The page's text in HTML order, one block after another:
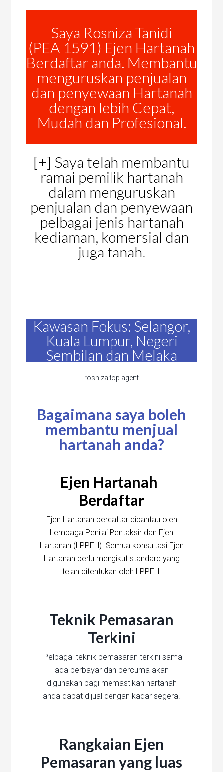
Saya Rosniza Tanidi
(PEA 1591) Ejen Hartanah
Berdaftar anda. Membantu
menguruskan penjualan
dan penyewaan Hartanah
dengan lebih Cepat,
Mudah dan Profesional.
[+] Saya telah membantu
ramai pemilik hartanah
dalam menguruskan
penjualan dan penyewaan
pelbagai jenis hartanah
kediaman, komersial dan
juga tanah.
Kawasan Fokus: Selangor,
Kuala Lumpur, Negeri
Sembilan dan Melaka
rosniza top agent
Bagaimana saya boleh
membantu menjual
hartanah anda?
Ejen Hartanah
Berdaftar
Ejen Hartanah berdaftar dipantau oleh
Lembaga Penilai Pentaksir dan Ejen
Hartanah (LPPEH). Semua konsultasi Ejen
Hartanah perlu mengikut standard yang
telah ditentukan oleh LPPEH.
Teknik Pemasaran
Terkini
Pelbagai teknik pemasaran terkini sama
ada berbayar dan percuma akan
digunakan bagi memastikan hartanah
anda dapat dijual dengan kadar segera.
Rangkaian Ejen
Pemasaran yang luas